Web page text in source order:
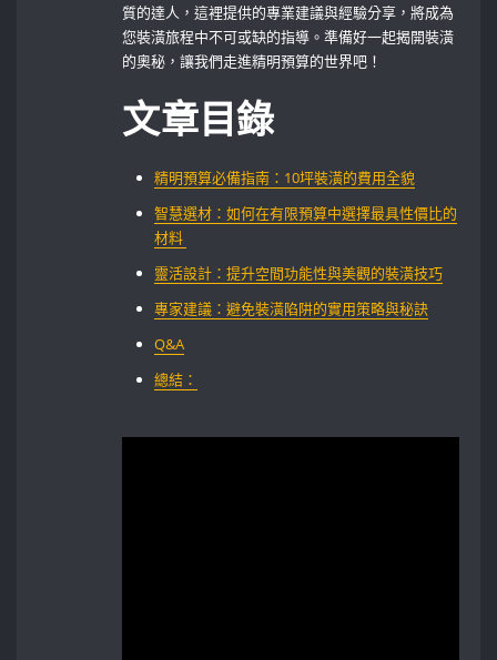
質的達人，這裡提供的專業建議與經驗分享，將成為
您裝潢旅程中不可或缺的指導。準備好一起揭開裝潢
的奧秘，讓我們走進精明預算的世界吧！
文章目錄
精明預算必備指南：10坪裝潢的費用全貌
智慧選材：如何在有限預算中選擇最具性價比的
材料 ⁤
靈活設計：提升空間功能性與美觀的裝潢技巧
專家建議：避免裝潢陷阱的實用策略與秘訣
Q&A
總結：